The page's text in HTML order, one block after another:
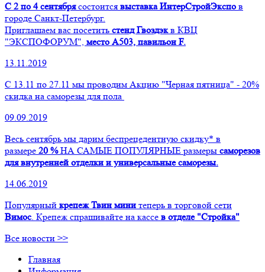
С 2 по 4 сентябрясостоится выставка ИнтерСтройЭкспо в
городе Санкт-Петербург.
Приглашаем вас посетить стенд Гвоздэкв КВЦ
"ЭКСПОФОРУМ", место А503, павильон F.
13.11.2019
С 13.11 по 27.11 мы проводим Акцию "Черная пятница" - 20%
скидка на саморезы для пола
09.09.2019
Весь сентябрь мы дарим беспрецедентную скидку* в
размере 20 %НА САМЫЕ ПОПУЛЯРНЫЕ размеры саморезов
для внутренней отделки и универсальные саморезы.
14.06.2019
Популярный крепеж Твин мини теперь в торговой сети
Вимос. Крепеж спрашивайте на кассе в отделе "Стройка"
Все новости >>
Главная